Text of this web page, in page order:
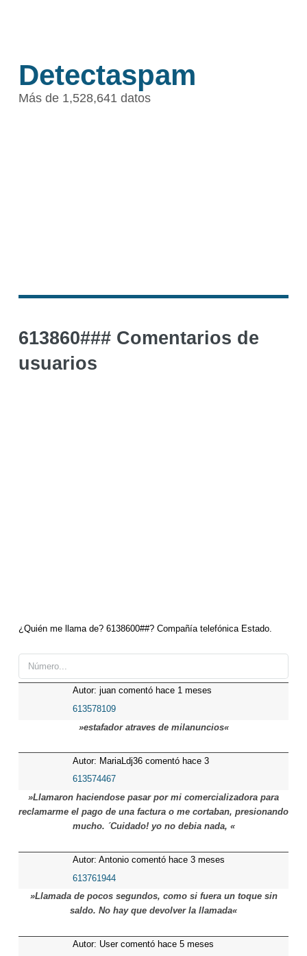
Detectaspam
Más de 1,528,641 datos
613860### Comentarios de
usuarios
¿Quién me llama de? 6138600##? Compañía telefónica Estado.
Autor: juan comentó hace 1 meses
613578109
»estafador atraves de milanuncios«
Autor: MariaLdj36 comentó hace 3
meses
613574467
»Llamaron haciendose pasar por mi comercializadora para
reclamarme el pago de una factura o me cortaban, presionando
mucho. ´Cuidado! yo no debia nada, «
Autor: Antonio comentó hace 3 meses
613761944
»Llamada de pocos segundos, como si fuera un toque sin
saldo. No hay que devolver la llamada«
Autor: User comentó hace 5 meses